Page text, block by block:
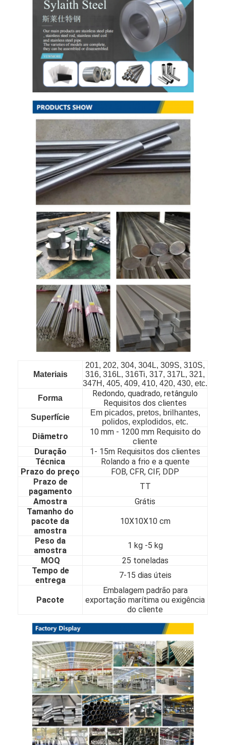
Para casa
Produtos
Vídeos
Sobre nós
Visita à fábrica
Controle de Qualidade
Contacte-nos
folha de aço inoxidável laminada
Bobina de aço inoxidável laminada
folha de aço inoxidável laminada a alta temperatura
Bobina de aço inoxidável laminada a alta temperatura
Materiais
201, 202, 304, 304L, 309S, 310S,
316, 316L, 316Ti, 317, 317L, 321,
347H, 405, 409, 410, 420, 430, etc.
Forma
Redondo, quadrado, retângulo
Requisitos dos clientes
Superfície
Em picados, pretos, brilhantes,
polidos, explodidos, etc.
Diâmetro
10 mm - 1200 mm Requisito do
cliente
Duração
1- 15m Requisitos dos clientes
Técnica
Rolando a frio e a quente
Prazo do preço
FOB, CFR, CIF, DDP
Prazo de
pagamento
TT
Amostra
Grátis
Tamanho do
pacote da
amostra
10X10X10 cm
Peso da
amostra
1 kg -5 kg
MOQ
25 toneladas
Tempo de
entrega
7-15 dias úteis
Pacote
Embalagem padrão para
exportação marítima ou exigência
do cliente